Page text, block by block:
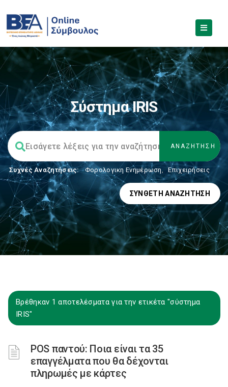
Σύστημα IRIS
Συχνές Αναζητήσεις: Φορολογικη Ενημέρωση, Επιχειρήσεις
ΣΎΝΘΕΤΗ ΑΝΑΖΉΤΗΣΗ
Βρέθηκαν 1 αποτελέσματα για την ετικέτα "σύστημα
IRIS"
POS παντού: Ποια είναι τα 35
επαγγέλματα που θα δέχονται
πληρωμές με κάρτες